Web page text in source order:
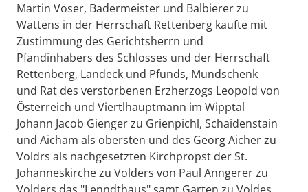
Martin Vöser, Badermeister und Balbierer zu
Wattens in der Herrschaft Rettenberg kaufte mit
Zustimmung des Gerichtsherrn und
Pfandinhabers des Schlosses und der Herrschaft
Rettenberg, Landeck und Pfunds, Mundschenk
und Rat des verstorbenen Erzherzogs Leopold von
Österreich und Viertlhauptmann im Wipptal
Johann Jacob Gienger zu Grienpichl, Schaidenstain
und Aicham als obersten und des Georg Aicher zu
Voldrs als nachgesetzten Kirchpropst der St.
Johanneskirche zu Volders von Paul Anngerer zu